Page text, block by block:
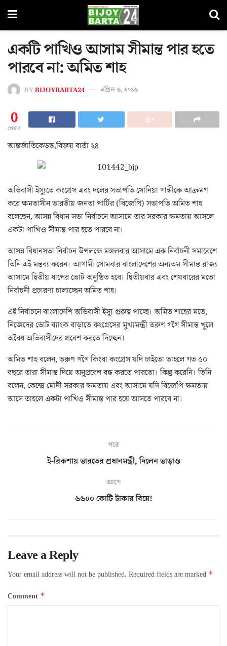
একটি পাখিও আসাম সীমান্ত পার হতে
পারবে না: অমিত শাহ
BYBIJOYBARTA24 এপ্রিল ৬, ২০১৬
0
শেয়ার
আন্তর্জাতিকেডস্ক,বিজয় বার্তা ২৪
অভিবাসী ইস্যুতে কংগ্রেস এবং দলের সভাপতি সোনিয়া গান্ধীকে আক্রমণ
করে ক্ষমতাসীন ভারতীয় জনতা পার্টির (বিজেপি) সভাপতি অমিত শাহ
বলেছেন, আসন্ন বিধান সভা নির্বাচনে আসামে তার সরকার ক্ষমতায় আসলে
একটা পাখিও সীমান্ত পার হতে পারবে না।
আসন্ন বিধানসভা নির্বাচন উপলক্ষে মঙ্গলবার আসামে এক নির্বাচনী সমাবেশে
তিনি এই মন্তব্য করেন। আগামী সোমবার বাংলাদেশের অন্যতম সীমান্ত রাজ্য
আসামে দ্বিতীয় ধাপের ভোট অনুষ্ঠিত হবে। দ্বিতীয়বার এবং শেষবারের মতো
নির্বাচনী প্রচারণা চালাচ্ছেন অমিত শাহ।
এই নির্বাচনে বাংলাদেশি অভিবাসী ইস্যু গুরুত্ব পাচ্ছে। অমিত শাহের মতে,
নিজেদের ভোট ব্যাংক বাড়াতে কংগ্রেসের মুখ্যমন্ত্রী তরুণ গগৈ সীমান্ত খুলে
অবৈধ অভিবাসীদের প্রবেশ করতে দিচ্ছেন।
অমিত শাহ বলেন, তরুণ গগৈ কিংবা কংগ্রেস যদি চাইতো তাহলে গত ৫০
বছরে তারা সীমান্ত দিয়ে অনুপ্রবেশ বন্ধ করতে পারতো। কিন্তু করেনি। তিনি
বলেন, কেন্দ্রে মোদী সরকার ক্ষমতায় এবং আসামে যদি বিজেপি ক্ষমতায়
আসে তাহলে একটা পাখিও সীমান্ত পার হয়ে আসতে পারবে না।
পরে
ই-রিকশায় ভারতের প্রধানমন্ত্রী, দিলেন ভাড়াও
আগে
৬৬০০ কোটি টাকার বিয়ে!
Leave a Reply
Your email address will not be published. Required fields are marked *
Comment *